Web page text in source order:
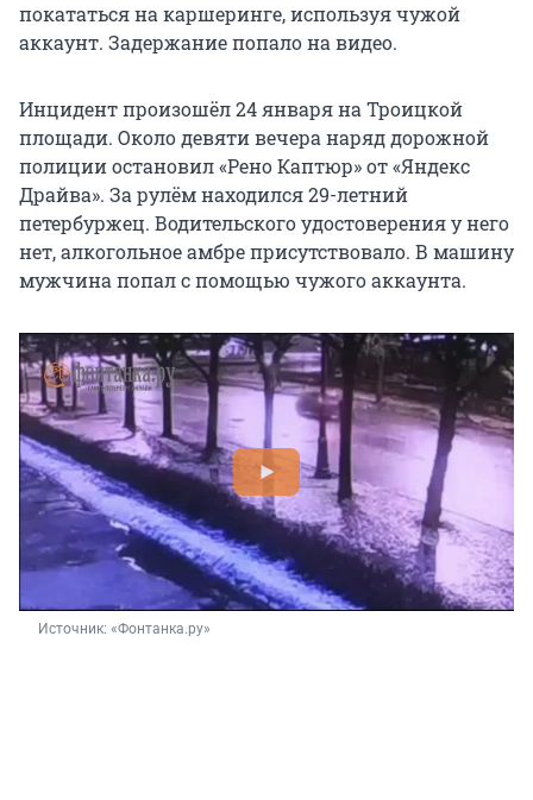
покататься на каршеринге, используя чужой
аккаунт. Задержание попало на видео.
Инцидент произошёл 24 января на Троицкой
площади. Около девяти вечера наряд дорожной
полиции остановил «Рено Каптюр» от «Яндекс
Драйва». За рулём находился 29-летний
петербуржец. Водительского удостоверения у него
нет, алкогольное амбре присутствовало. В машину
мужчина попал с помощью чужого аккаунта.
Источник: «Фонтанка.ру»